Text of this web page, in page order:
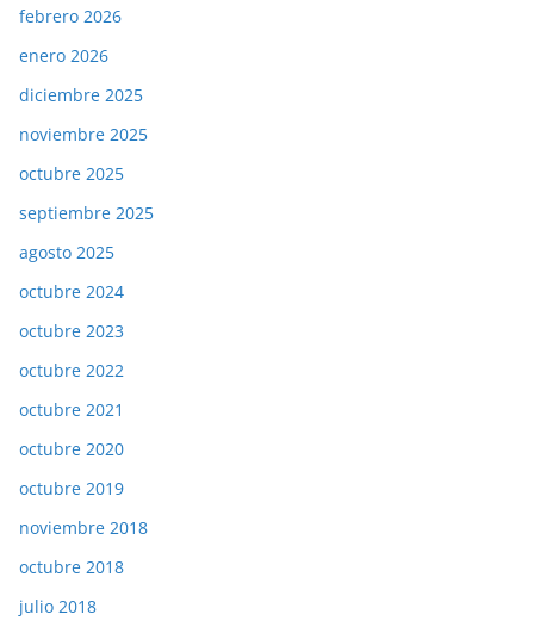
febrero 2026
enero 2026
diciembre 2025
noviembre 2025
octubre 2025
septiembre 2025
agosto 2025
octubre 2024
octubre 2023
octubre 2022
octubre 2021
octubre 2020
octubre 2019
noviembre 2018
octubre 2018
julio 2018